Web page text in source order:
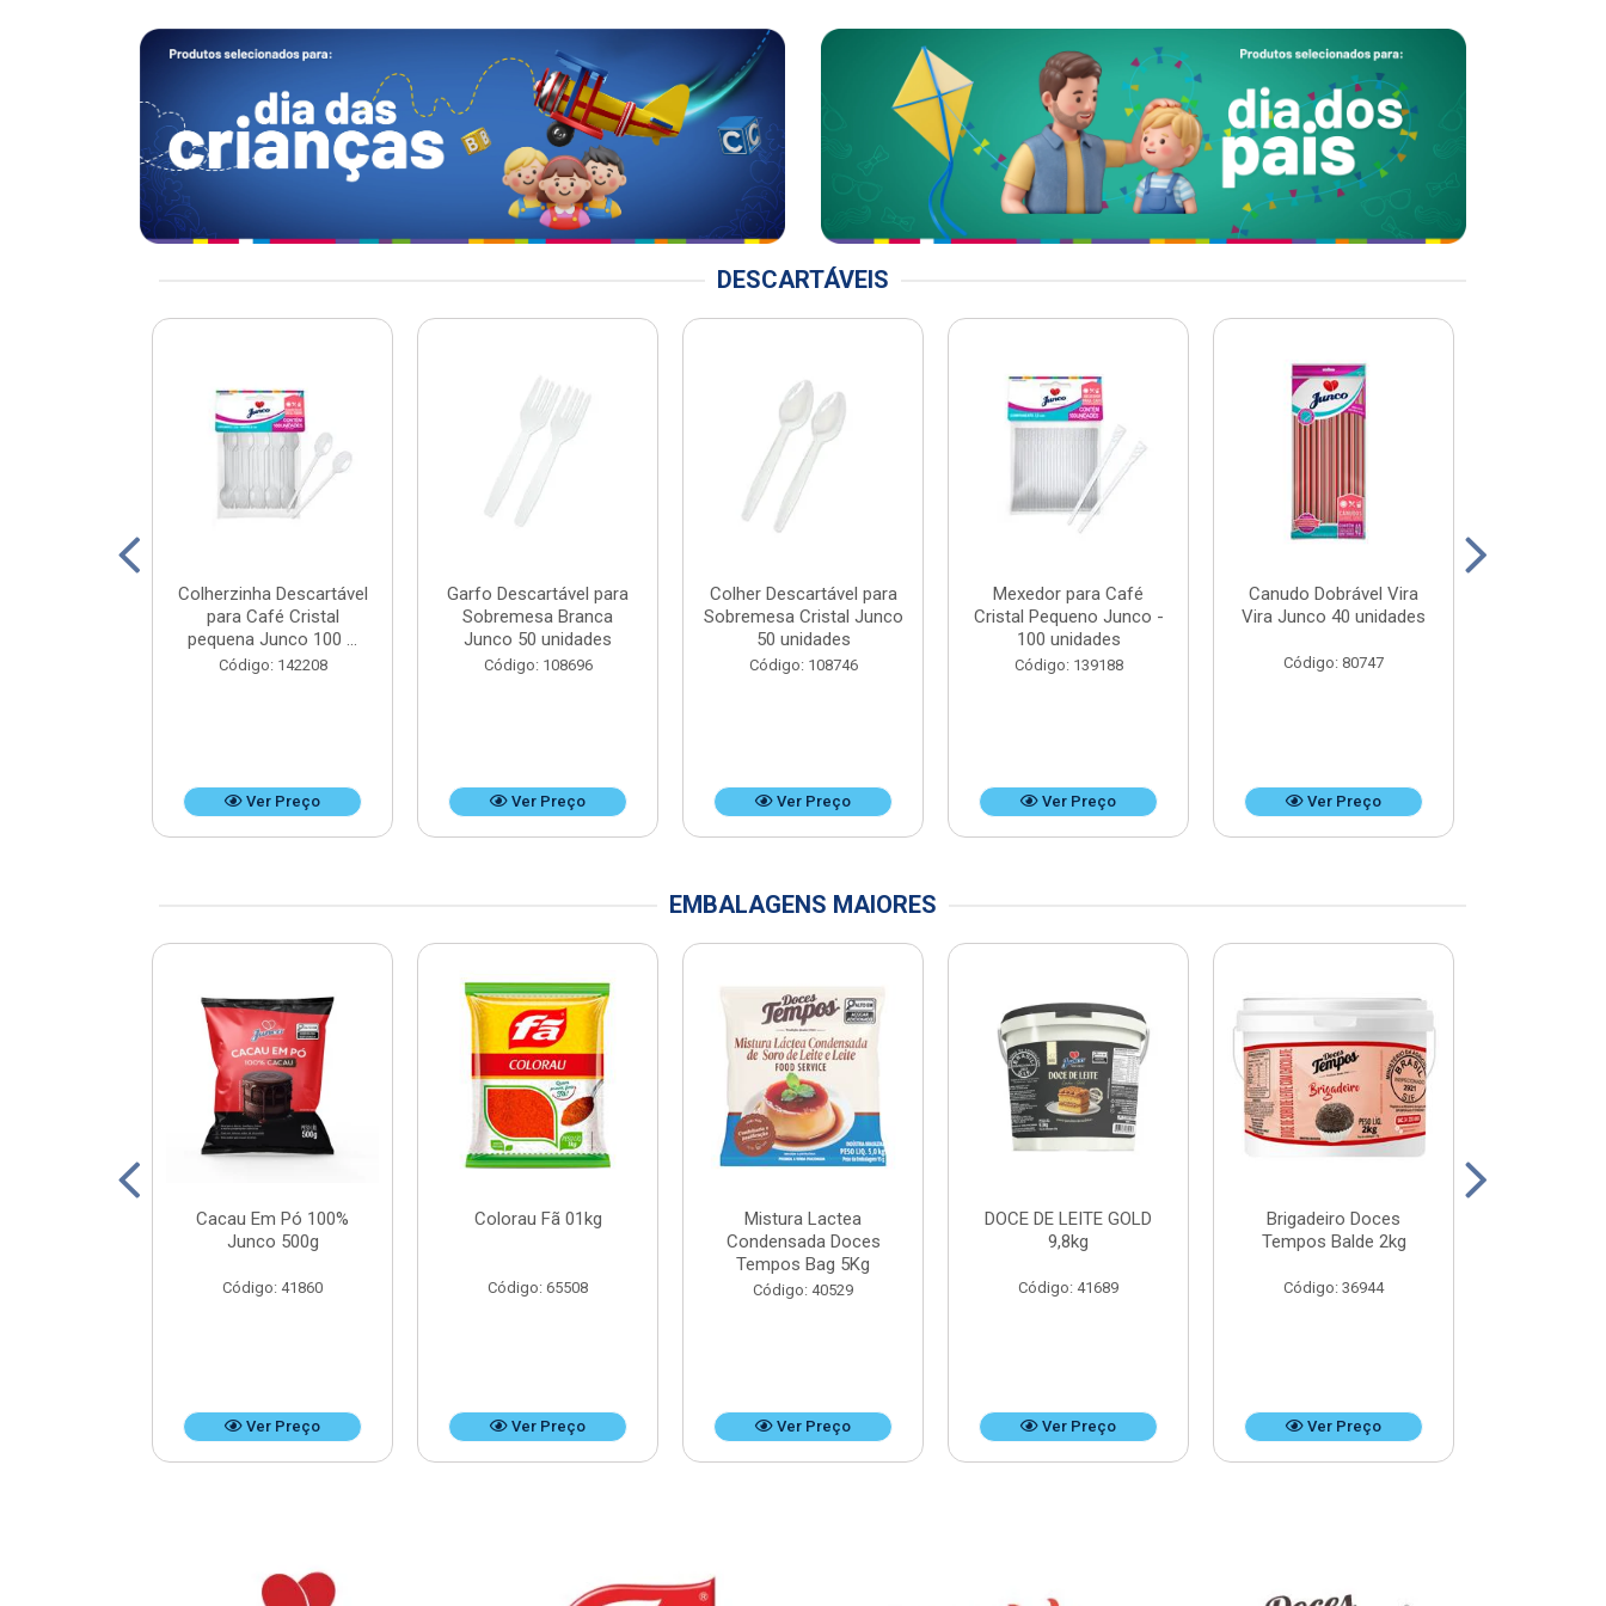
DESCARTÁVEIS
Colherzinha Descartável
para Café Cristal
pequena Junco 100 ...
Código: 142208
Ver Preço
Garfo Descartável para
Sobremesa Branca
Junco 50 unidades
Código: 108696
Ver Preço
Colher Descartável para
Sobremesa Cristal Junco
50 unidades
Código: 108746
Ver Preço
Mexedor para Café
Cristal Pequeno Junco -
100 unidades
Código: 139188
Ver Preço
Canudo Dobrável Vira
Vira Junco 40 unidades
Código: 80747
Ver Preço
EMBALAGENS MAIORES
Cacau Em Pó 100%
Junco 500g
Código: 41860
Ver Preço
Colorau Fã 01kg
Código: 65508
Ver Preço
Mistura Lactea
Condensada Doces
Tempos Bag 5Kg
Código: 40529
Ver Preço
DOCE DE LEITE GOLD
9,8kg
Código: 41689
Ver Preço
Brigadeiro Doces
Tempos Balde 2kg
Código: 36944
Ver Preço